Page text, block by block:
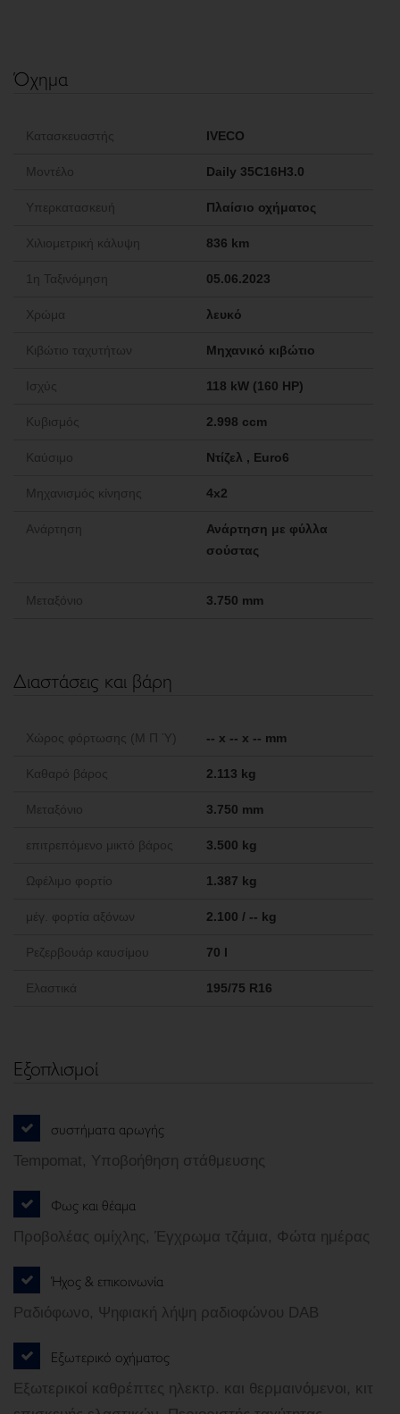
Όχημα
Κατασκευαστής IVECO
Μοντέλο Daily 35C16H3.0
Υπερκατασκευή Πλαίσιο οχήματος
Χιλιομετρική κάλυψη 836 km
1η Ταξινόμηση 05.06.2023
Χρώμα λευκό
Κιβώτιο ταχυτήτων Μηχανικό κιβώτιο
Ισχύς 118 kW (160 HP)
Κυβισμός 2.998 ccm
Καύσιμο Ντίζελ , Euro6
Μηχανισμός κίνησης 4x2
Ανάρτηση
Ανάρτηση με φύλλα
σούστας
Μεταξόνιο 3.750 mm
Διαστάσεις και βάρη
Χώρος φόρτωσης (Μ Π Ύ) -- x -- x -- mm
Καθαρό βάρος 2.113 kg
Μεταξόνιο 3.750 mm
επιτρεπόμενο μικτό βάρος 3.500 kg
Ωφέλιμο φορτίο 1.387 kg
μέγ. φορτία αξόνων 2.100 / -- kg
Ρεζερβουάρ καυσίμου 70 l
Ελαστικά 195/75 R16
Εξοπλισμοί
συστήματα αρωγής
Tempomat, Υποβοήθηση στάθμευσης
Φως και θέαμα
Προβολέας ομίχλης, Έγχρωμα τζάμια, Φώτα ημέρας
Ήχος & επικοινωνία
Ραδιόφωνο, Ψηφιακή λήψη ραδιοφώνου DAB
Εξωτερικό οχήματος
Εξωτερικοί καθρέπτες ηλεκτρ. και θερμαινόμενοι, κιτ